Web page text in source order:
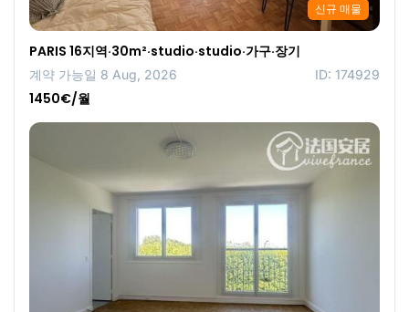
신규 매물
PARIS 16지역·30m²·studio·studio·가구·장기
계약 가능일 8 Aug, 2026 ID: 174929
1450€/월